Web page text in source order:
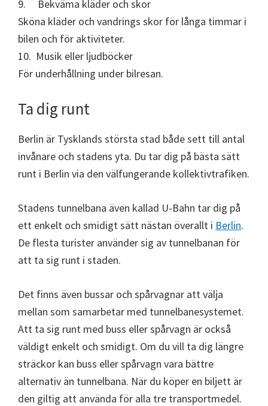
9. Bekväma kläder och skor
Sköna kläder och vandrings skor för långa timmar i
bilen och för aktiviteter.
10. Musik eller ljudböcker
För underhållning under bilresan.
Ta dig runt
Berlin är Tysklands största stad både sett till antal
invånare och stadens yta. Du tar dig på bästa sätt
runt i Berlin via den välfungerande kollektivtrafiken.
Stadens tunnelbana även kallad U-Bahn tar dig på
ett enkelt och smidigt sätt nästan överallt i Berlin.
De flesta turister använder sig av tunnelbanan för
att ta sig runt i staden.
Det finns även bussar och spårvagnar att välja
mellan som samarbetar med tunnelbanesystemet.
Att ta sig runt med buss eller spårvagn är också
väldigt enkelt och smidigt. Om du vill ta dig längre
sträckor kan buss eller spårvagn vara bättre
alternativ än tunnelbana. När du köper en biljett är
den giltig att använda för alla tre transportmedel.